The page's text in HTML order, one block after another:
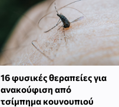
16 φυσικές θεραπείες για
ανακούφιση από
τσίμπημα κουνουπιού